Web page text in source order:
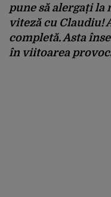
pune să alergați la
viteză cu Claudiu!
completă. Asta
în viitoarea